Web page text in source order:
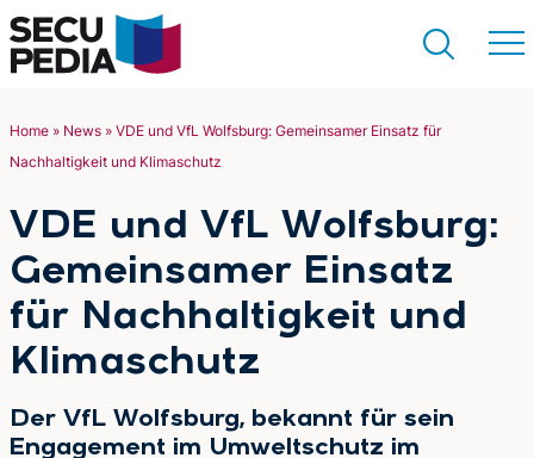
Home » News » VDE und VfL Wolfsburg: Gemeinsamer Einsatz für
Nachhaltigkeit und Klimaschutz
VDE und VfL Wolfsburg:
Gemeinsamer Einsatz
für Nachhaltigkeit und
Klimaschutz
Der VfL Wolfsburg, bekannt für sein
Engagement im Umweltschutz im